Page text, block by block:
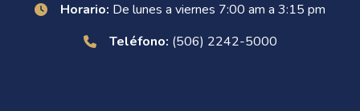
Horario: De lunes a viernes 7:00 am a 3:15 pm
Teléfono: (506) 2242-5000